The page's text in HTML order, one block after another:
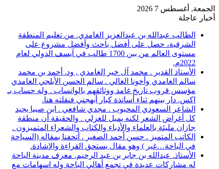
الجمعة, أغسطس 7 2026
أخبار عاجلة
الطالب عبدالله بن عبدالعزيز الغامدي. من تعليم المنطقة
الشرقية، حصل على أفضل باحث وأفضل مشروع على
مستوى العالم من بين 1700 طالب في آيسف الدولي لعام
2022م.
الأستاذ القدير . محمد آل خير الغامدي , ود. أحمد بن محمد
سالم الغامدي وأخونا الغالي . سالم الحسن الأبلجي الغامدي
مؤسس قروب تاريخ غامد ووثائقهم بالواتساب . وله حساب بـ
اكس. دار بينهم ثناء أساتذة كبار أبهجني فنقلته هنا.
الشاعر السعودي المحبوب . مجدي شافعي . ابن صبيا يجيد
كل أغراض الشعر لكنه يميل للغزلي . والحقيقة أن منطقة
جازان مليئة بالعلماء والأدباء والكتاب والشعراء المتميزون .
الكاتب المتميز . حسن أحمد الصغير . أتحفنا بمقاله (السياحة
في الباحة…غير ) وهو مقال يستحق القراءة والإشادة.
الأستاذ. عبدالله بن جابر بن عبد الرحيم. معرف مدينة الباحة
له مشاركات عديدة في تجمع أهالي الباحة وله اسهامات مع